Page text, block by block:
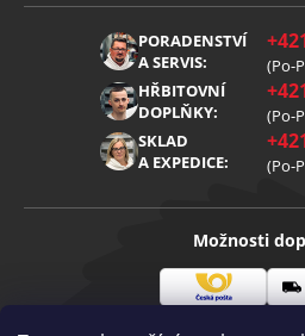
Obchodní podmínky
Reklamace
Zpracování osobních údajů
PORADENSTVÍ
A SERVIS:
(Po-
HŘBITOVNÍ
DOPLŇKY:
(Po-
SKLAD
A EXPEDICE:
(Po-
Možnosti